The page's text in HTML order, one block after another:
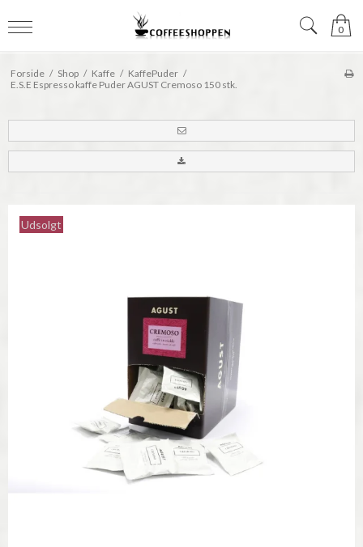
0
Forside / Shop / Kaffe / KaffePuder /
E.S.E Espresso kaffe Puder AGUST Cremoso 150 stk.
Udsolgt